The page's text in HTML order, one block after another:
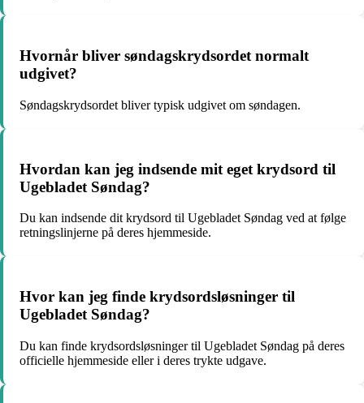
Hvornår bliver søndagskrydsordet normalt
udgivet?
Søndagskrydsordet bliver typisk udgivet om søndagen.
Hvordan kan jeg indsende mit eget krydsord til
Ugebladet Søndag?
Du kan indsende dit krydsord til Ugebladet Søndag ved at følge
retningslinjerne på deres hjemmeside.
Hvor kan jeg finde krydsordsløsninger til
Ugebladet Søndag?
Du kan finde krydsordsløsninger til Ugebladet Søndag på deres
officielle hjemmeside eller i deres trykte udgave.